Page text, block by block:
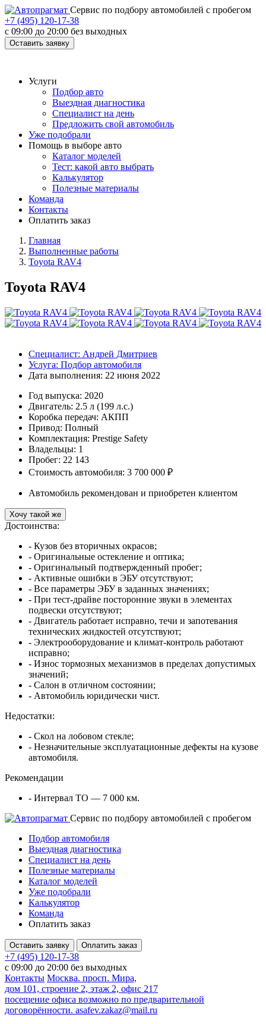
Cервис по подбору автомобилей с пробегом
+7 (495) 120-17-38
с 09:00 до 20:00 без выходных
Оставить заявку
Услуги
Подбор авто
Выездная диагностика
Специалист на день
Предложить свой автомобиль
Уже подобрали
Помощь в выборе авто
Каталог моделей
Тест: какой авто выбрать
Калькулятор
Полезные материалы
Команда
Контакты
Оплатить заказ
Главная
Выполненные работы
Toyota RAV4
Toyota RAV4
Специалист: Андрей Дмитриев
Услуга: Подбор автомобиля
Дата выполнения: 22 июня 2022
Год выпуска: 2020
Двигатель: 2.5 л (199 л.с.)
Коробка передач: АКПП
Привод: Полный
Комплектация: Prestige Safety
Владельцы: 1
Пробег: 22 143
Стоимость автомобиля: 3 700 000 ₽
Автомобиль рекомендован и приобретен клиентом
Хочу такой же
Достоинства:
- Кузов без вторичных окрасов;
- Оригинальные остекление и оптика;
- Оригинальный подтвержденный пробег;
- Активные ошибки в ЭБУ отсутствуют;
- Все параметры ЭБУ в заданных значениях;
- При тест-драйве посторонние звуки в элементах
подвески отсутствуют;
- Двигатель работает исправно, течи и запотевания
технических жидкостей отсутствуют;
- Электрооборудование и климат-контроль работают
исправно;
- Износ тормозных механизмов в пределах допустимых
значений;
- Салон в отличном состоянии;
- Автомобиль юридически чист.
Недостатки:
- Скол на лобовом стекле;
- Незначительные эксплуатационные дефекты на кузове
автомобиля.
Рекомендации
- Интервал ТО — 7 000 км.
Cервис по подбору автомобилей с пробегом
Подбор автомобиля
Выездная диагностика
Специалист на день
Полезные материалы
Каталог моделей
Уже подобрали
Калькулятор
Команда
Оплатить заказ
Оставить заявку Оплатить заказ
+7 (495) 120-17-38
с 09:00 до 20:00 без выходных
Контакты Москва. просп. Мира,
дом 101, строение 2, этаж 2, офис 217
посещение офиса возможно по предварительной
договорённости. asafev.zakaz@mail.ru